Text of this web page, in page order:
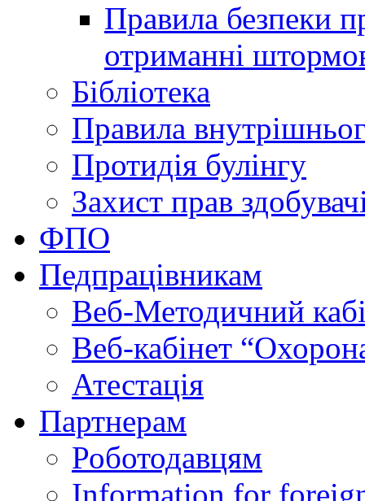
Правила безпеки
отриманні
Бібліотека
Правила
Протидія булінгу
Захист прав
ФПО
Педпрацівникам
Веб-Методичний
Веб-кабінет
Атестація
Партнерам
Роботодавцям